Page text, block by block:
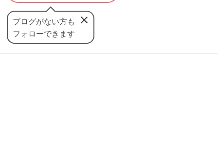
ブログがない方も
フォローできます